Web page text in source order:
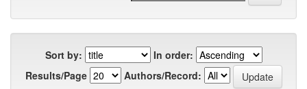
Sort by:
In order:
Results/Page
Authors/Record: